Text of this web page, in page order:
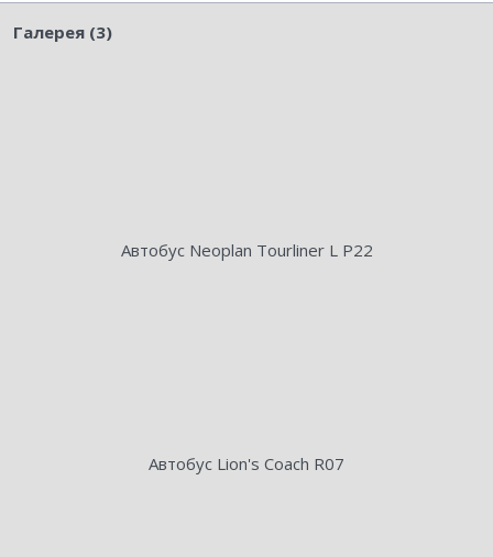
Галерея (3)
Автобус Neoplan Tourliner L P22
Автобус Lion's Coach R07